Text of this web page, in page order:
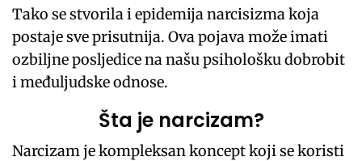
Tako se stvorila i epidemija narcisizma koja
postaje sve prisutnija. Ova pojava može imati
ozbiljne posljedice na našu psihološku dobrobit
i međuljudske odnose.
Šta je narcizam?
Narcizam je kompleksan koncept koji se koristi